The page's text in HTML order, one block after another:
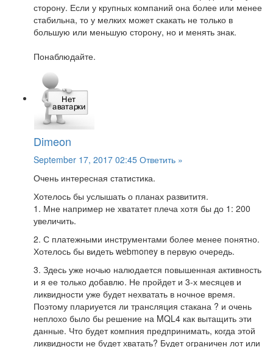
сторону. Если у крупных компаний она более или менее
стабильна, то у мелких может скакать не только в
большую или меньшую сторону, но и менять знак.
Понаблюдайте.
Dimeon
September 17, 2017 02:45 Ответить »
Очень интересная статистика.
Хотелось бы услышать о планах развититя.
1. Мне например не хвататет плеча хотя бы до 1: 200
увеличить.
2. С платежными инструментами более менее понятно.
Хотелось бы видеть webmoney в первую очередь.
3. Здесь уже ночью налюдается повышенная активность
и я ее только добавлю. Не пройдет и 3-х месяцев и
ликвидности уже будет нехватать в ночное время.
Поэтому плариуется ли трансляция стакана ? и очень
неплохо было бы решение на MQL4 как вытащить эти
данные. Что будет компния предпринимать, когда этой
ликвидности не будет хватать? Будет ограничен лот или